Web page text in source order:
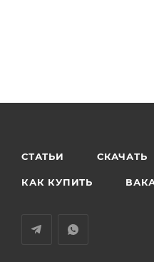
СТАТЬИ СКАЧАТЬ
КАК КУПИТЬ